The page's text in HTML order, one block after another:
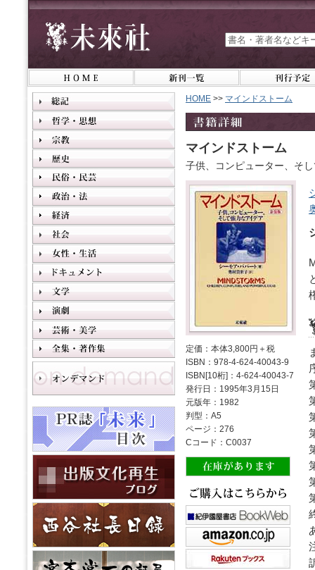
HOME >> マインドストーム
マインドストーム
子供、コンピューター、そ
定価：本体3,800円＋税
ISBN：978-4-624-40043-9
ISBN[10桁]：4-624-40043-7
発行日：1995年3月15日
元版年：1982
判型：A5
ページ：276
Cコード：C0037